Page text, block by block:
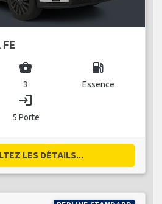
business_center
3
local_gas_station
Essence
login
5 Porte
LES DÉTAILS...